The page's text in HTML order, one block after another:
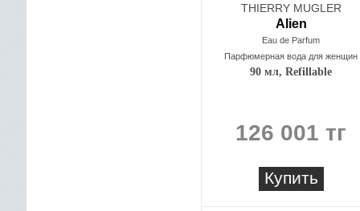
THIERRY MUGLER
Alien
Eau de Parfum
Парфюмерная вода для женщин
90 мл, Refillable
126 001 тг
Купить